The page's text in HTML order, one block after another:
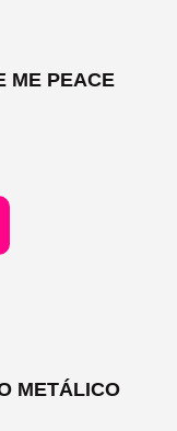
ME PEACE
METÁLICO